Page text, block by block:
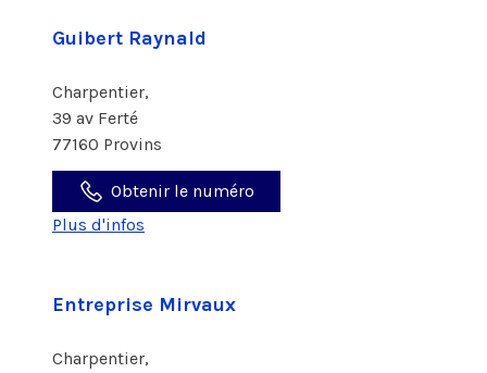
Guibert Raynald
Charpentier,
39 av Ferté
77160 Provins
Obtenir le numéro
Plus d'infos
Entreprise Mirvaux
Charpentier,